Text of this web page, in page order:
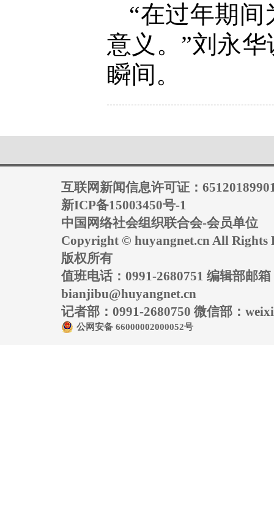
“在过年期
意义。”刘永
瞬间。
互联网新闻信息许可证：
新ICP备15003450号-1
中国网络社会组织联合会-会员单位
Copyright © huyangnet.cn All Rights
版权所有
值班电话：0991-2680751 编辑部邮箱
bianjibu@huyangnet.cn
记者部：0991-2680750 微信部：
公网安备 66000002000052号